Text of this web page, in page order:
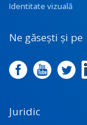
Identitate vizuală
Ne găsești și pe
Juridic